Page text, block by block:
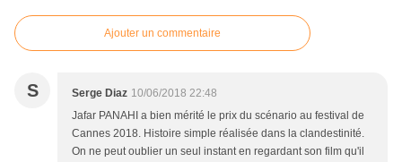
Ajouter un commentaire
S Serge Diaz 10/06/2018 22:48
Jafar PANAHI a bien mérité le prix du scénario au festival de
Cannes 2018. Histoire simple réalisée dans la clandestinité.
On ne peut oublier un seul instant en regardant son film qu'il